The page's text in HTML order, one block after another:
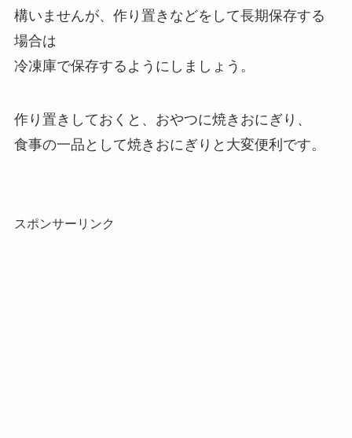
構いませんが、作り置きなどをして長期保存する
場合は
冷凍庫で保存するようにしましょう。
作り置きしておくと、おやつに焼きおにぎり、
食事の一品として焼きおにぎりと大変便利です。
スポンサーリンク